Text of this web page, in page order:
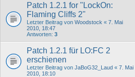
Patch 1.2.1 for "LockOn:
Flaming Cliffs 2"
Letzter Beitrag von Woodstock « 7. Mai
2010, 18:47
Antworten: 3
Patch 1.2.1 für LO:FC 2
erschienen
Letzter Beitrag von JaBoG32_Laud « 7. Mai
2010, 18:10